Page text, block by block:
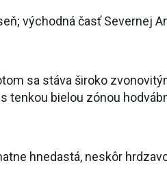
východná časť Severnej
sa stáva široko
tenkou bielou zónou
hnedastá, neskôr